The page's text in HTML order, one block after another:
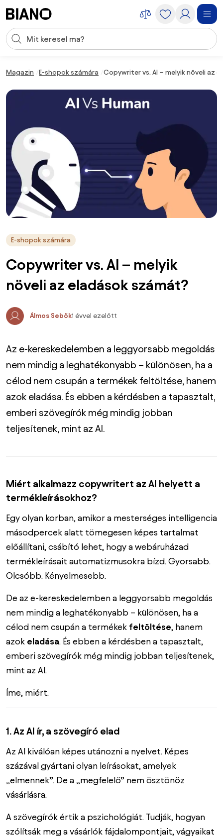
Keresési bevitel
Magazin E-shopok számára Copywriter vs. AI – melyik növeli az
E-shopok számára
Copywriter vs. AI – melyik
növeli az eladások számát?
Álmos Sebők1 évvel ezelőtt
Az e-kereskedelemben a leggyorsabb megoldás
nem mindig a leghatékonyabb – különösen, ha a
célod nem csupán a termékek feltöltése, hanem
azok eladása. És ebben a kérdésben a tapasztalt,
emberi szövegírók még mindig jobban
teljesítenek, mint az AI.
Miért alkalmazz copywritert az AI helyett a
termékleírásokhoz?
Egy olyan korban, amikor a mesterséges intelligencia
másodpercek alatt tömegesen képes tartalmat
előállítani, csábító lehet, hogy a webáruházad
termékleírásait automatizmusokra bízd. Gyorsabb.
Olcsóbb. Kényelmesebb.
De az e-kereskedelemben a leggyorsabb megoldás
nem mindig a leghatékonyabb – különösen, ha a
célod nem csupán a termékek feltöltése, hanem
azok eladása. És ebben a kérdésben a tapasztalt,
emberi szövegírók még mindig jobban teljesítenek,
mint az AI.
Íme, miért.
1. Az AI ír, a szövegíró elad
Az AI kiválóan képes utánozni a nyelvet. Képes
százával gyártani olyan leírásokat, amelyek
„elmennek”. De a „megfelelő” nem ösztönöz
vásárlásra.
A szövegírók értik a pszichológiát. Tudják, hogyan
szólítsák meg a vásárlók fájdalompontjait, vágyaikat